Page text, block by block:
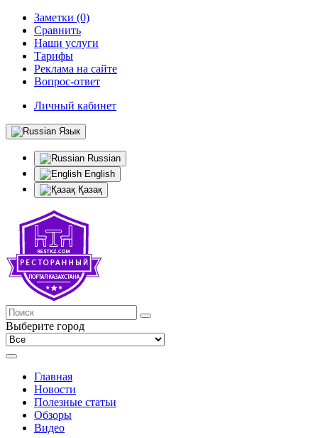
Заметки (0)
Сравнить
Наши услуги
Тарифы
Реклама на сайте
Вопрос-ответ
Личный кабинет
Язык
Russian
English
Қазақ
Выберите город
Главная
Новости
Полезные статьи
Обзоры
Видео